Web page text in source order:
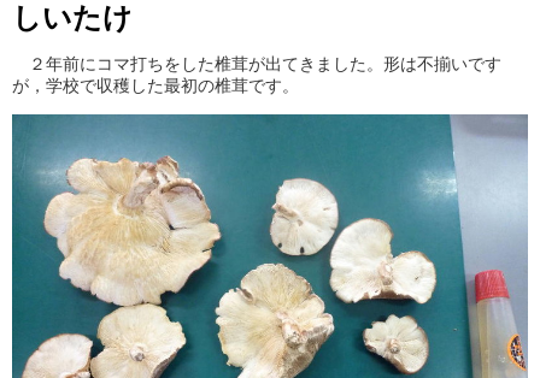
しいたけ
２年前にコマ打ちをした椎茸が出てきました。形は不揃いです
が，学校で収穫した最初の椎茸です。